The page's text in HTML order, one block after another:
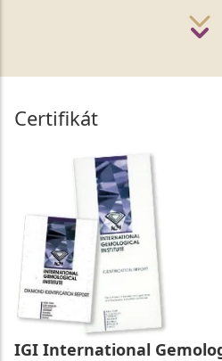
Certifikát
IGI International